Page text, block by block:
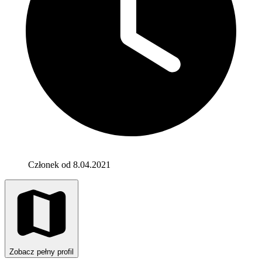
Członek od 8.04.2021
Zobacz pełny profil